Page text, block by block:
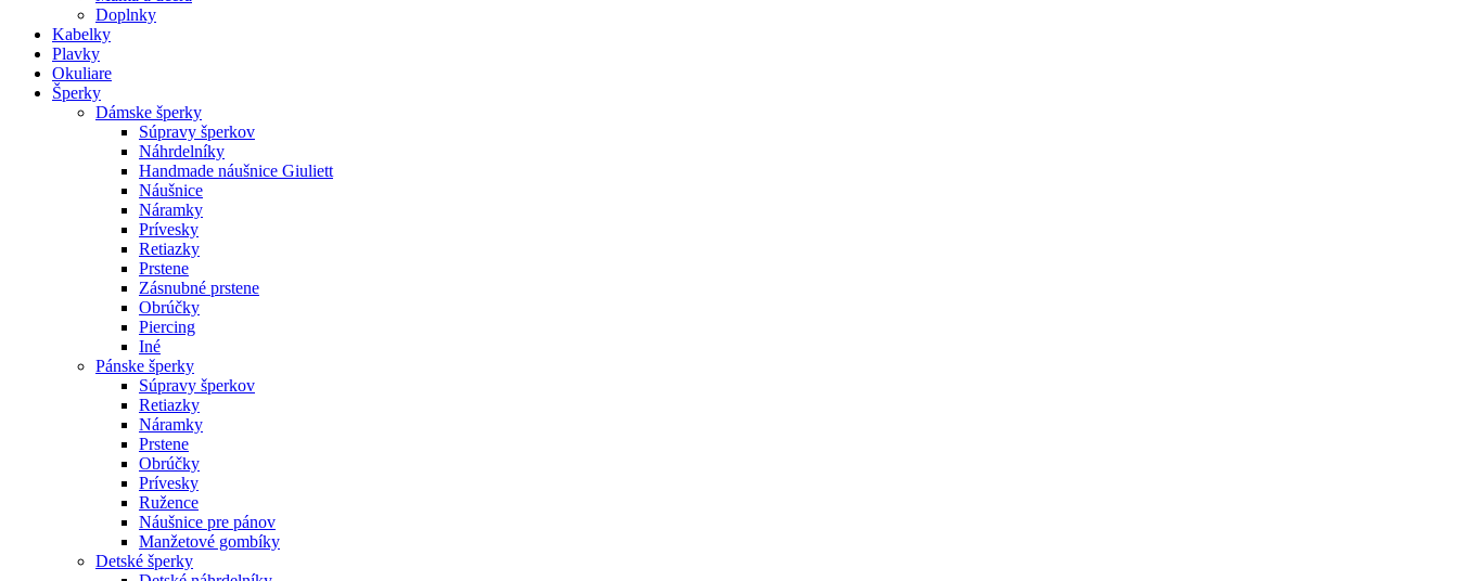
Doplnky
Kabelky
Plavky
Okuliare
Šperky
Dámske šperky
Súpravy šperkov
Náhrdelníky
Handmade náušnice Giuliett
Náušnice
Náramky
Prívesky
Retiazky
Prstene
Zásnubné prstene
Obrúčky
Piercing
Iné
Pánske šperky
Súpravy šperkov
Retiazky
Náramky
Prstene
Obrúčky
Prívesky
Ružence
Náušnice pre pánov
Manžetové gombíky
Detské šperky